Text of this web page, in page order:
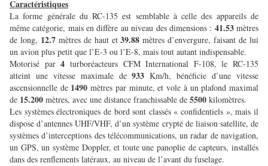
Caractéristiques
La forme générale du RC-135 est semblable à celle des appareils de
même catégorie, mais en diffère au niveau des dimensions : 41.53mètres
de long, 12.7 mètres de haut et39.88mètres d’envergure, faisant de lui
un avion plus petit que l’E-3 ou l’E-8, mais tout autant indispensable.
Motorisé par4 turboréacteurs CFM International F-108, le RC-135
atteint une vitesse maximale de933Km/h, bénéficie d’une vitesse
ascensionnelle de 1490mètres par minute, et vole à un plafond maximal
de 15.200 mètres, avec une distance franchissable de 5500 kilomètres.
Les systèmes électroniques de bord sont classés « confidentiels », mais il
dispose d’antennes UHF/VHF, d’un système crypté de liaison satellite, de
systèmes d’interceptions des télécommunications, un radar de navigation,
un GPS, un système Doppler, et toute une panoplie de capteurs, installés
dans des renflements latéraux, au niveau de l’avant du fuselage.